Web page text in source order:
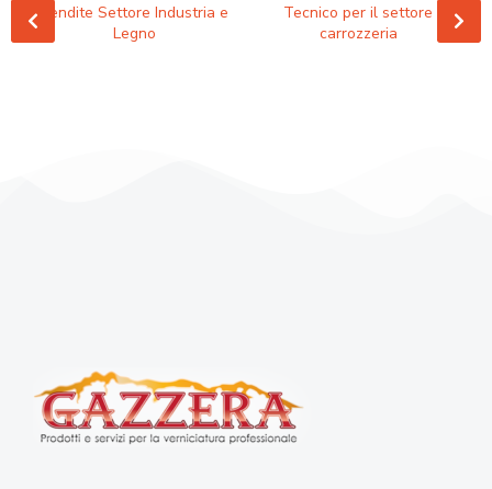
Vendite Settore Industria e
Legno
Tecnico per il settore
carrozzeria